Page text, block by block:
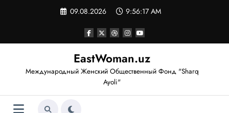
09.08.2026 9:56:18 AM
EastWoman.uz
Международный Женский Общественный Фонд "Sharq
Ayoli"